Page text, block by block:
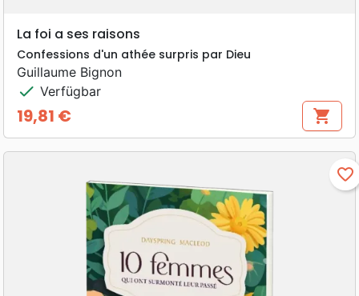
La foi a ses raisons
Confessions d'un athée surpris par Dieu
Guillaume Bignon
check Verfügbar
Preis
19,81 € shopping_cart
favorite_border